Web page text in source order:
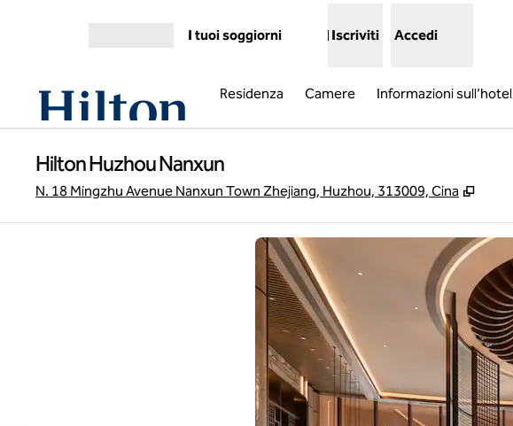
I tuoi soggiorni Iscriviti Accedi
Residenza Camere Informazioni sull’hotel
Hilton Huzhou Nanxun
N. 18 Mingzhu Avenue Nanxun Town Zhejiang, Huzhou, 313009, Cina ,